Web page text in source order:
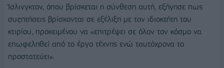
Ίσλινγκτον, όπου βρίσκεται η σύνθεση αυτή, εξήγησε πως
συζητήσεις βρίσκονται σε εξέλιξη με τον ιδιοκτήτη του
κτιρίου, προκειμένου να «επιτρέψει σε όλον τον κόσμο να
επωφεληθεί από το έργο τέχνης ενώ ταυτόχρονα το
προστατεύει».